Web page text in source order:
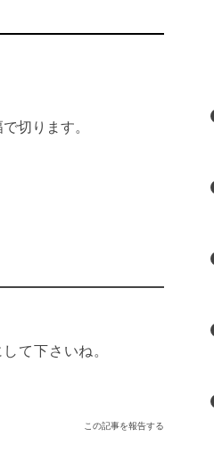
切ります。
て下さいね。
この記事を報告する